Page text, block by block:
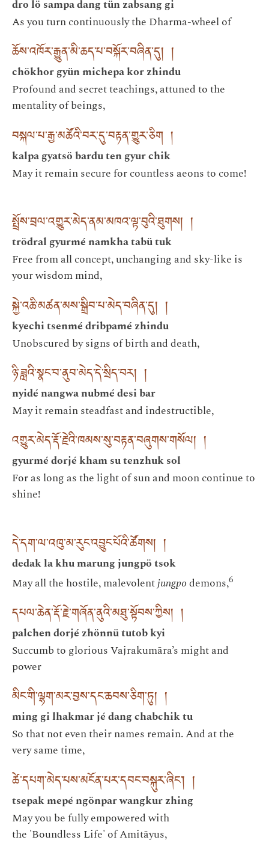
dro lö sampa dang tün zabsang gi
As you turn continuously the Dharma-wheel of
ཆོས་འཁོར་རྒྱུན་མི་ཆད་པ་བསྐོར་བཞིན་དུ། །
chökhor gyün michepa kor zhindu
Profound and secret teachings, attuned to the
mentality of beings,
བསྐལ་པ་རྒྱ་མཚོའི་བར་དུ་བརྟན་གྱུར་ཅིག །
kalpa gyatsö bardu ten gyur chik
May it remain secure for countless aeons to come!
སྤྲོས་བྲལ་འགྱུར་མེད་ནམ་མཁའ་ལྟ་བུའི་ཐུགས། །
trödral gyurmé namkha tabü tuk
Free from all concept, unchanging and sky-like is
your wisdom mind,
སྐྱེ་འཆི་མཚན་མས་སྒྲིབ་པ་མེད་བཞིན་དུ། །
kyechi tsenmé dribpamé zhindu
Unobscured by signs of birth and death,
ཉི་ཟླའི་སྣང་བ་ནུབ་མེད་དེ་སྲིད་བར། །
nyidé nangwa nubmé desi bar
May it remain steadfast and indestructible,
འགྱུར་མེད་རྡོ་རྗེའི་ཁམས་སུ་བརྟན་བཞུགས་གསོལ། །
gyurmé dorjé kham su tenzhuk sol
For as long as the light of sun and moon continue to
shine!
དེ་དག་ལ་འཁུ་མ་རུང་འབྱུང་པོའི་ཚོགས། །
dedak la khu marung jungpö tsok
May all the hostile, malevolentjungpodemons,6
དཔལ་ཆེན་རྡོ་རྗེ་གཞོན་ནུའི་མཐུ་སྟོབས་ཀྱིས། །
palchen dorjé zhönnü tutob kyi
Succumb to glorious Vajrakumāra’s might and
power
མིང་གི་ལྷག་མར་བྱས་དང་ཆབས་ཅིག་ཏུ། །
ming gi lhakmar jé dang chabchik tu
So that not even their names remain. And at the
very same time,
ཚེ་དཔག་མེད་པས་མངོན་པར་དབང་བསྐུར་ཞིང༌། །
tsepak mepé ngönpar wangkur zhing
May you be fully empowered with
the 'Boundless Life' of Amitāyus,